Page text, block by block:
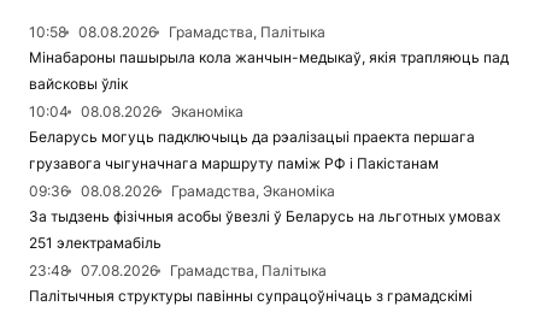
10:58 08.08.2026
Грамадства, Палітыка
Мінабароны пашырыла кола жанчын-медыкаў, якія трапляюць пад
вайсковы ўлік
10:04
08.08.2026
Эканоміка
Беларусь могуць падключыць да рэалізацыі праекта першага
грузавога чыгуначнага маршруту паміж РФ і Пакістанам
09:36
08.08.2026
Грамадства, Эканоміка
За тыдзень фізічныя асобы ўвезлі ў Беларусь на льготных умовах
251 электрамабіль
23:48
07.08.2026
Грамадства, Палітыка
Палітычныя структуры павінны супрацоўнічаць з грамадскімі